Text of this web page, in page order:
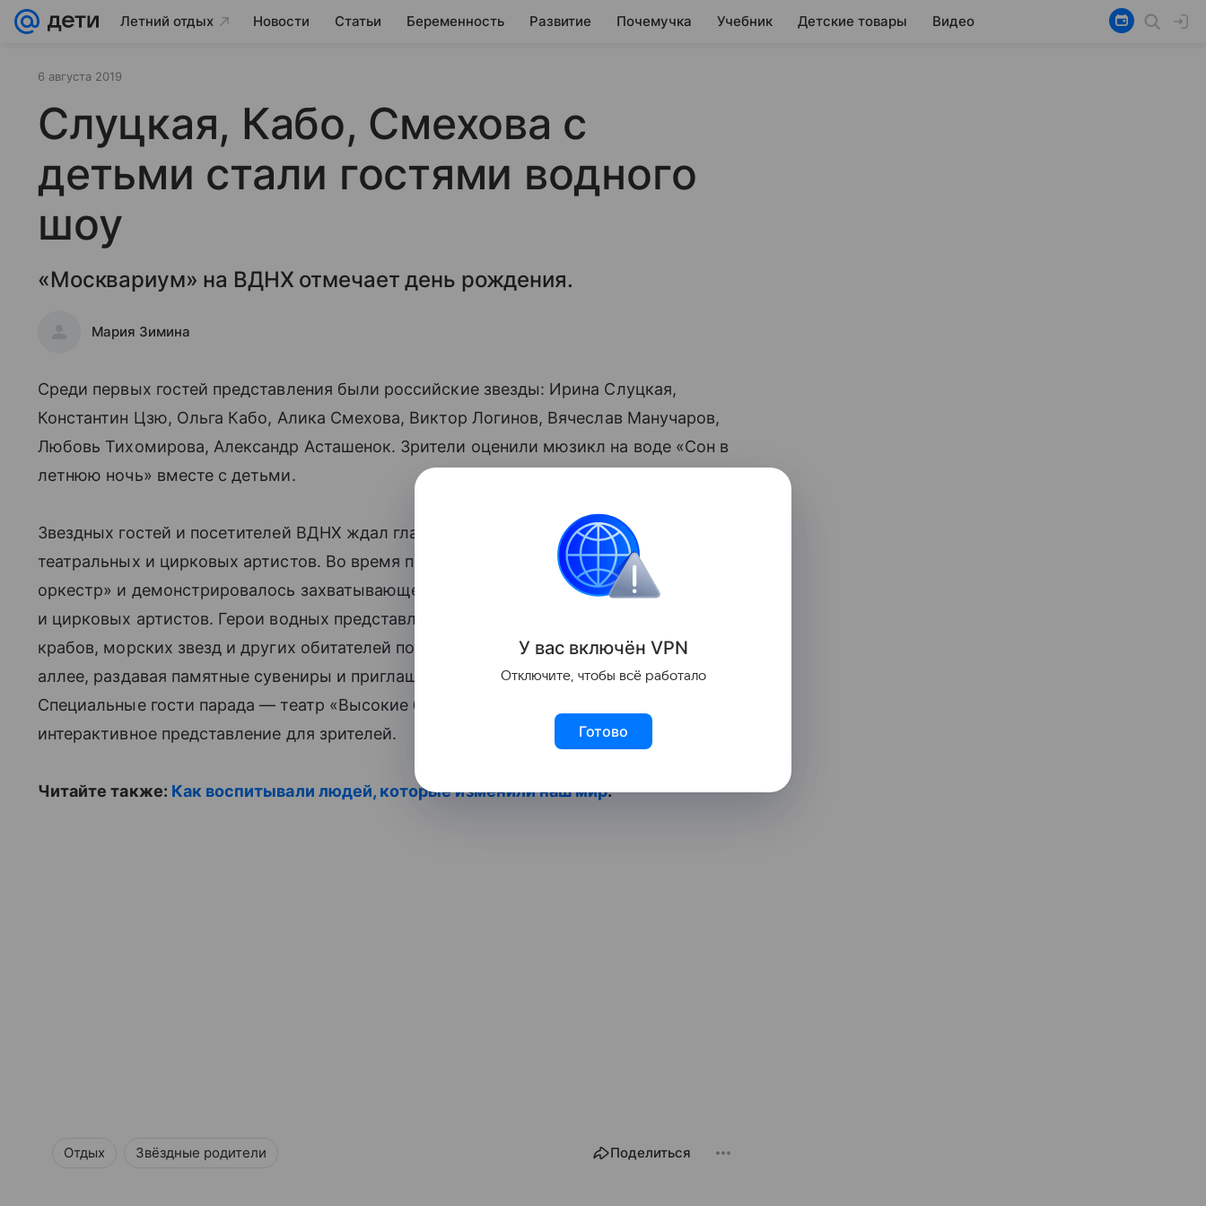
Летний отдых Новости Статьи Беременность Развитие Почемучка Учебник Детские товары Видео
6 августа 2019
Слуцкая, Кабо, Смехова с
детьми стали гостями водного
шоу
«Москвариум» на ВДНХ отмечает день рождения.
Мария Зимина
Среди первых гостей представления были российские звезды: Ирина Слуцкая,
Константин Цзю, Ольга Кабо, Алика Смехова, Виктор Логинов, Вячеслав Манучаров,
Любовь Тихомирова, Александр Асташенок. Зрители оценили мюзикл на воде «Сон в
летнюю ночь» вместе с детьми.
Звездных гостей и посетителей ВДНХ ждал главный сюрприз — «морской» парад
театральных и цирковых артистов. Во время парада гостей развлекал «морской
оркестр» и демонстрировалось захватывающее акробатическое шоу от театральных
и цирковых артистов. Герои водных представлений в костюмах рыб, осьминогов,
крабов, морских звезд и других обитателей подводного мира прошлись по главной
аллее, раздавая памятные сувениры и приглашая на торжество в океанариум.
Специальные гости парада — театр «Высокие братья» — устроили зажигательное
интерактивное представление для зрителей.
Читайте также: Как воспитывали людей, которые изменили наш мир.
Отдых Звёздные родители Поделиться
У вас включён VPN
Отключите, чтобы всё работало
Готово